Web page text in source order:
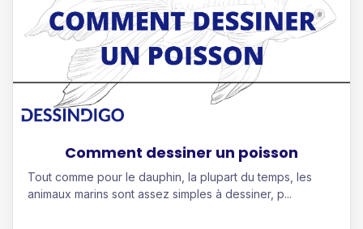
Comment dessiner un poisson
Tout comme pour le dauphin, la plupart du temps, les
animaux marins sont assez simples à dessiner, p...